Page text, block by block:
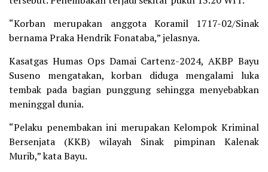
“Korban merupakan anggota Koramil 1717-02/Sinak
bernama Praka Hendrik Fonataba,” jelasnya.
Kasatgas Humas Ops Damai Cartenz-2024, AKBP Bayu
Suseno mengatakan, korban diduga mengalami luka
tembak pada bagian punggung sehingga menyebabkan
meninggal dunia.
“Pelaku penembakan ini merupakan Kelompok Kriminal
Bersenjata (KKB) wilayah Sinak pimpinan Kalenak
Murib,” kata Bayu.